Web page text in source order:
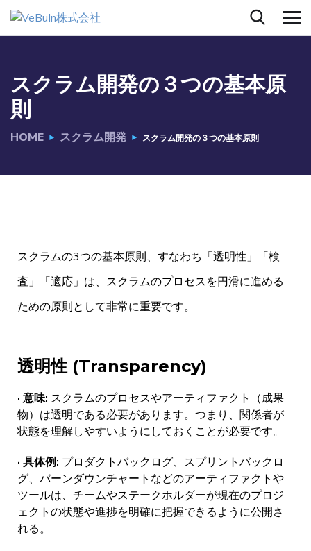
スクラム開発の３つの基本原
則
HOME スクラム開発 スクラム開発の３つの基本原則
スクラムの3つの基本原則、すなわち「透明性」「検
査」「適応」は、スクラムのプロセスを円滑に進める
ための原則として非常に重要です。
透明性 (Transparency)
· 意味: スクラムのプロセスやアーティファクト（成果
物）は透明である必要があります。つまり、関係者が
状態を理解しやすいようにしておくことが必要です。
· 具体例: プロダクトバックログ、スプリントバックロ
グ、バーンダウンチャートなどのアーティファクトや
ツールは、チームやステークホルダーが現在のプロジ
ェクトの状態や進捗を明確に把握できるように公開さ
れる。